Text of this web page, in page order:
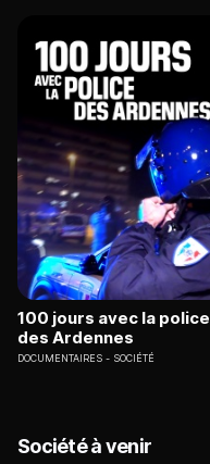
100 jours avec la police
des Ardennes
DOCUMENTAIRES SOCIÉTÉ
Société à venir